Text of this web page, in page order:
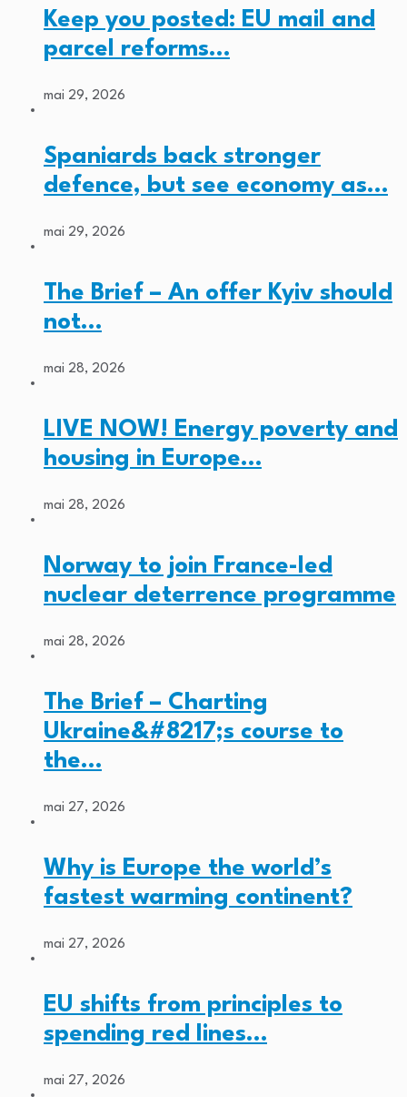
Keep you posted: EU mail and
parcel reforms…
mai 29, 2026
Spaniards back stronger
defence, but see economy as…
mai 29, 2026
The Brief – An offer Kyiv should
not…
mai 28, 2026
LIVE NOW! Energy poverty and
housing in Europe…
mai 28, 2026
Norway to join France-led
nuclear deterrence programme
mai 28, 2026
The Brief – Charting
Ukraine&#8217;s course to
the…
mai 27, 2026
Why is Europe the world’s
fastest warming continent?
mai 27, 2026
EU shifts from principles to
spending red lines…
mai 27, 2026